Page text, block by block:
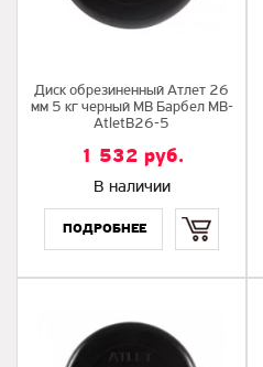
Диск обрезиненный Атлет 26
мм 5 кг черный МВ Барбел MB-
AtletB26-5
1 532 руб.
В наличии